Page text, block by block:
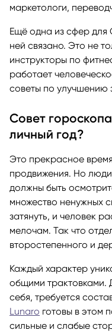
маркетологи,
Ещё одна из сфер для
ней связано. Это не
инструкторы по
работает
советы по улучшению
Совет
личный год?
Это прекрасное
продвижения. Но
должны быть
множество ненужных
затянуть, и человек
мелочам. Так что
второстепенного и
Каждый характер
общими трактовками.
себя, требуется
Lunaro готовы в этом
сильные и слабые